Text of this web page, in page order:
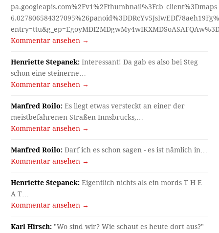
Kommentar ansehen →
Henriette Stepanek: Interessant! Da gab es also bei Steg
schon eine steinerne…
Kommentar ansehen →
Manfred Roilo: Es liegt etwas versteckt an einer der
meistbefahrenen Straßen Innsbrucks,…
Kommentar ansehen →
Manfred Roilo: Darf ich es schon sagen - es ist nämlich in…
Kommentar ansehen →
Henriette Stepanek: Eigentlich nichts als ein mords T H E
A T…
Kommentar ansehen →
Karl Hirsch: "Wo sind wir? Wie schaut es heute dort aus?"